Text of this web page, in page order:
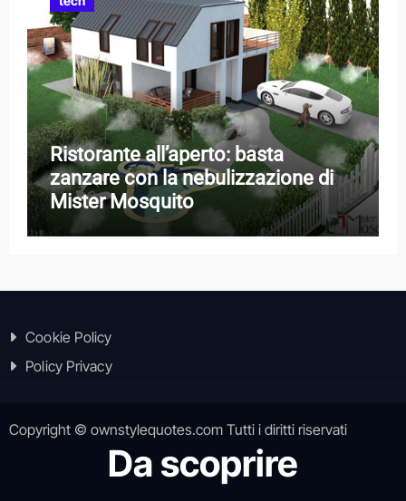
Ristorante all’aperto: basta
zanzare con la nebulizzazione di
Mister Mosquito
Cookie Policy
Policy Privacy
Copyright © ownstylequotes.com Tutti i diritti riservati
Da scoprire